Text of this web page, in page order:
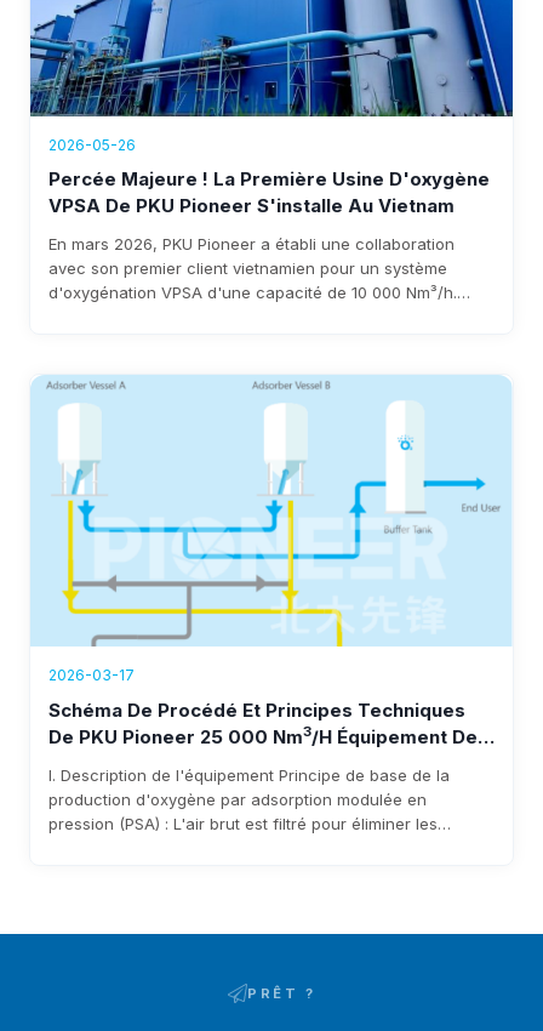
2026-05-26
Percée Majeure ! La Première Usine D'oxygène
VPSA De PKU Pioneer S'installe Au Vietnam
En mars 2026, PKU Pioneer a établi une collaboration
avec son premier client vietnamien pour un système
d'oxygénation VPSA d'une capacité de 10 000 Nm³/h.
consommation d'énergie inférieure à 0,3 kWh/Nm³ et des
économies annuelles de $3 à 8 millions d'euros.
2026-03-17
Schéma De Procédé Et Principes Techniques
De PKU Pioneer 25 000 Nm3/h Équipement De
Génération D'oxygène
I. Description de l'équipement Principe de base de la
production d'oxygène par adsorption modulée en
pression (PSA) : L'air brut est filtré pour éliminer les
PRÊT ?